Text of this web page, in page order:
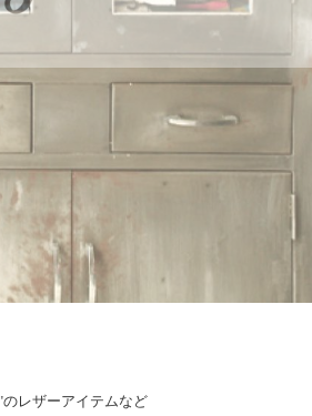
レザーアイテムなど